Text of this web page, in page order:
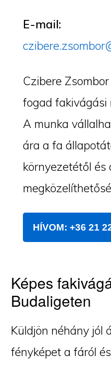
E-mail:
Czibere
fogad fakivágási
A munka
ára a fa
környezetétől és
HÍVOM: +36 21
Képes
Budaligeten
Küldjön néhány jól
fényképet a fáról